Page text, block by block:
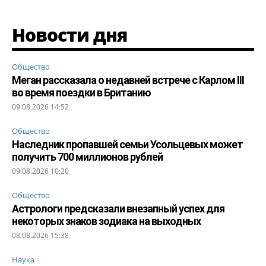
Новости дня
Общество
Меган рассказала о недавней встрече с Карлом III
во время поездки в Британию
09.08.2026 14:52
Общество
Наследник пропавшей семьи Усольцевых может
получить 700 миллионов рублей
09.08.2026 10:20
Общество
Астрологи предсказали внезапный успех для
некоторых знаков зодиака на выходных
08.08.2026 15:38
Наука